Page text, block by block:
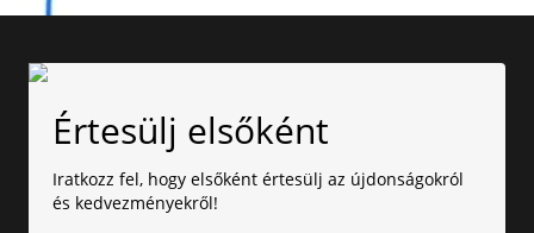
Értesülj elsőként
Iratkozz fel, hogy elsőként értesülj az újdonságokról
és kedvezményekről!